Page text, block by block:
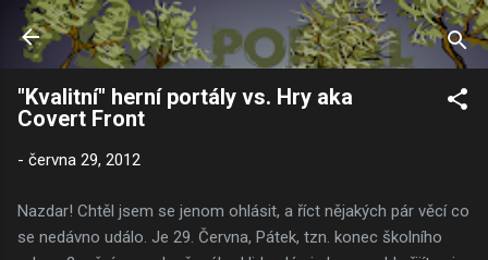
Přeskočit na hlavní obsah
"Kvalitní" herní portály vs. Hry aka
Covert Front
- června 29, 2012
Nazdar! Chtěl jsem se jenom ohlásit, a říct nějakých pár věcí co
se nedávno událo. Je 29. Června, Pátek, tzn. konec školního